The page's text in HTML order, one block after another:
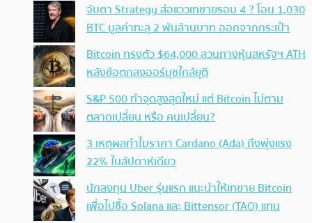
จับตา Strategy ส่อแววเทขายรอบ 4 ? โอน 1,030
BTC มูลค่าทะลุ 2 พันล้านบาท ออกจากกระเป๋า
Bitcoin ทรงตัว $64,000 สวนทางหุ้นสหรัฐฯ ATH
หลังข้อตกลงฮอร์มุซใกล้ยุติ
S&P 500 ทำจุดสูงสุดใหม่ แต่ Bitcoin ไม่ตาม
ตลาดเปลี่ยน หรือ คนเปลี่ยน?
3 เหตุผลทำไมราคา Cardano (Ada) ถึงพุ่งแรง
22% ในสัปดาห์เดียว
นักลงทุน Uber รุ่นแรก แนะนำให้เทขาย Bitcoin
เพื่อไปซื้อ Solana และ Bittensor (TAO) แทน